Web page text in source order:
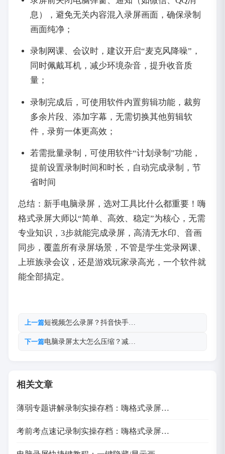
息），避免无关内容混入录屏画面，确保录制
画面纯净；
录制网课、会议时，建议开启“麦克风降噪”，
同时佩戴耳机，减少环境杂音，提升收音质
量；
录制完成后，可使用软件内置剪辑功能，裁剪
多余片段、添加字幕，无需切换其他剪辑软
件，录剪一体更高效；
若需批量录制，可使用软件“计划录制”功能，
提前设置录制时间和时长，自动完成录制，节
省时间
总结：新手电脑录屏，选对工具比什么都重要！嗨
格式录屏大师以“简单、高效、稳定”为核心，无需
专业知识，3步就能完成录屏，高清无水印、音画
同步，覆盖所有录屏场景，不管是学生党录网课、
上班族录会议，还是游戏玩家录高光，一个软件就
能全部搞定。
上一篇短视频怎么录屏？抖音快手…
下一篇电脑录屏太大怎么压缩？减…
相关文章
薄弱专题讲解录制实操存档：嗨格式录屏…
考前考点速记录制实操存档：嗨格式录屏…